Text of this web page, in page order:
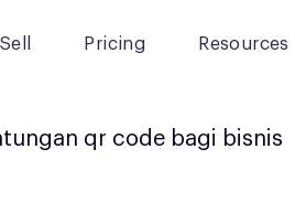
Pricing Resources
qr code bagi bisnis